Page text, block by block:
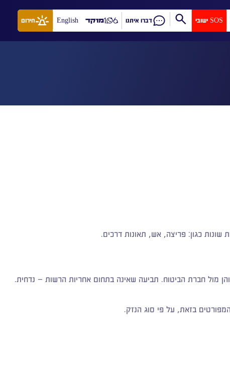
SOS ישובי דברו איתנו מוקד English חירום
שונות כגון: פריצה, אש, תאונות דרכים.
מול חברת הביטוח. תביעה שאינה בתחום אחריות הרשות – נדחית.
בזאת, על פי סוג הנזק.